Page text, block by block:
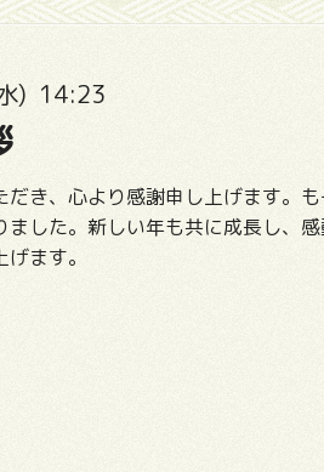
) 14:23
だき、心より感謝申し上げます。
した。新しい年も共に成長し、
ます。